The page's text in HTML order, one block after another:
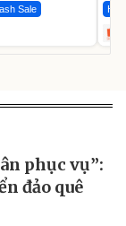
Sale Hot
phục vụ”:
đảo quê